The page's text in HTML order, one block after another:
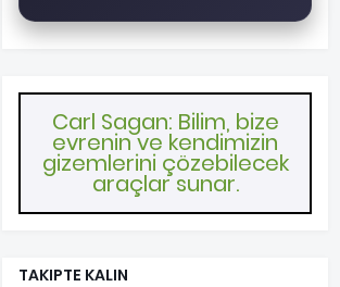
Carl Sagan: Bilim, bize
evrenin ve kendimizin
gizemlerini çözebilecek
araçlar sunar.
TAKIPTE KALIN